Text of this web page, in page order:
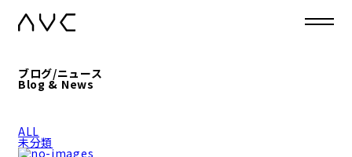
ブログ/ニュース
Blog & News
ALL
未分類